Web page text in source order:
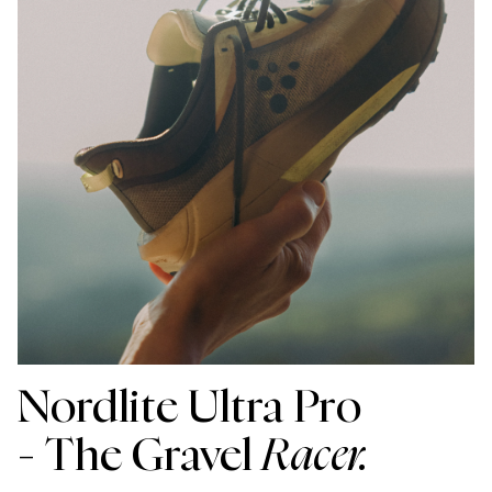
Nordlite Ultra Pro
- The GravelRacer.